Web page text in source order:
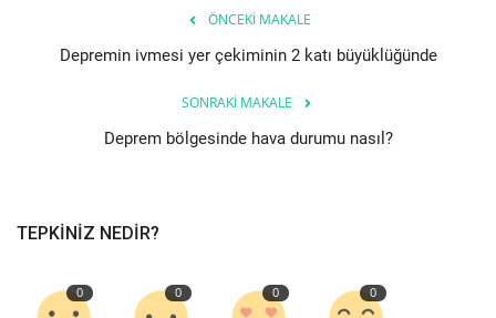
Kültür - Sanat
Sağlık
Etkinlik
ÖNCEKI MAKALE
Depremin ivmesi yer çekiminin 2 katı büyüklüğünde
SONRAKI MAKALE
Deprem bölgesinde hava durumu nasıl?
TEPKINIZ NEDIR?
0 0 0 0